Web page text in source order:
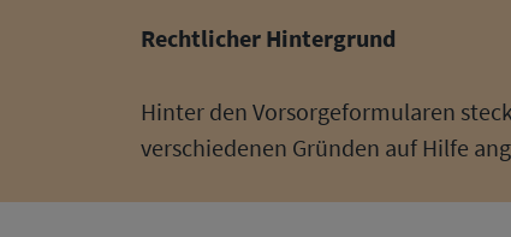
Rechtlicher Hintergrund
Hinter den Vorsorgeformularen
verschiedenen Gründen auf Hilfe